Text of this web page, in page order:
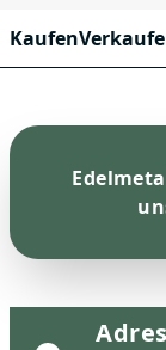
Kaufen